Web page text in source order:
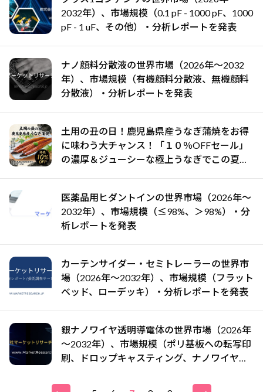
2032年）、市場規模（0.1 pF - 1000 pF、1000
pF - 1 uF、その他）・分析レポートを発表
ナノ顔料分散液の世界市場（2026年～2032
年）、市場規模（有機顔料分散液、無機顔料
分散液）・分析レポートを発表
土用の丑の日！鹿児島県産うなぎ蒲焼をお得
に味わう大チャンス！「１０％OFFセール」
の濃厚＆ジューシーな極上うなぎでこの夏を
医薬品用ヒダントインの世界市場（2026年～
2032年）、市場規模（≤98%、＞98%）・分
析レポートを発表
カーテンサイダー・セミトレーラーの世界市
場（2026年～2032年）、市場規模（フラット
ベッド、ローデッキ）・分析レポートを発表
銀ナノワイヤ透明導電体の世界市場（2026年
～2032年）、市場規模（ポリ基板への転写印
刷、ドロップキャスティング、ナノワイヤ懸
レポートを発表